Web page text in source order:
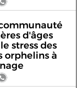
d'âges
stress des
orphelins à